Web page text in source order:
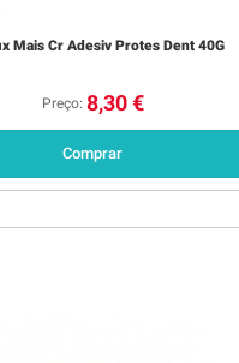
Mais Cr Adesiv Protes Dent 40G
Preço: 8,30 €
Comprar